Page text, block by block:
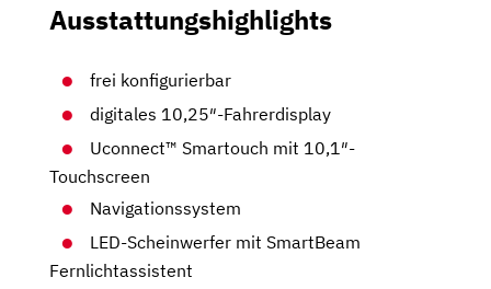
Ausstattungshighlights
frei konfigurierbar
digitales 10,25″-Fahrerdisplay
Uconnect™ Smartouch mit 10,1″-
Touchscreen
Navigationssystem
LED-Scheinwerfer mit SmartBeam
Fernlichtassistent